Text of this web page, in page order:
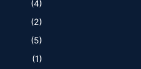
(4)
(2)
(5)
(1)